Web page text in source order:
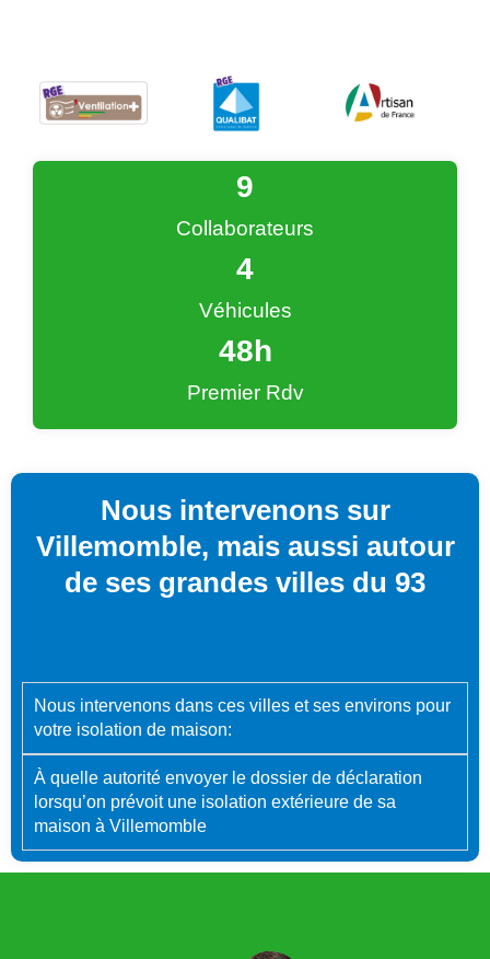
Collaborateurs
9
Véhicules
4
Premier Rdv
48h
Nous intervenons sur
Villemomble, mais aussi autour
de ses grandes villes du 93
Nous intervenons dans ces villes et ses environs pour
votre isolation de maison:
À quelle autorité envoyer le dossier de déclaration
lorsqu’on prévoit une isolation extérieure de sa
maison à Villemomble